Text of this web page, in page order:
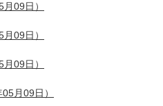
09日）
09日）
09日）
月09日）